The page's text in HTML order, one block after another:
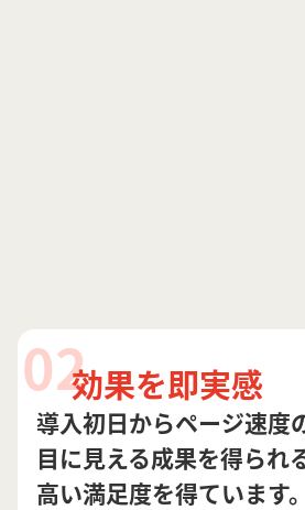
02効果を即実感
導入初日からページ速度
目に見える成果を得られ
高い満足度を得ています。